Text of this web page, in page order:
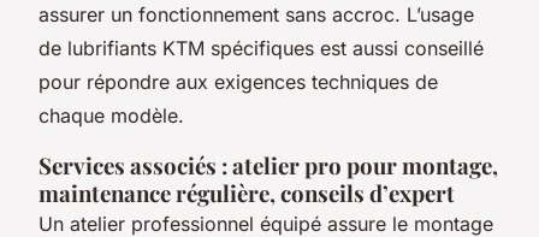
assurer un fonctionnement sans accroc. L’usage
de lubrifiants KTM spécifiques est aussi conseillé
pour répondre aux exigences techniques de
chaque modèle.
Services associés : atelier pro pour montage,
maintenance régulière, conseils d’expert
Un atelier professionnel équipé assure le montage